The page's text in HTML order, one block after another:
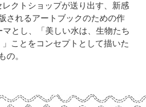
クトショップが送り出す、新感
されるアートブックのための作
マとし、「美しい水は、生物たち
ことをコンセプトとして描いた
もの。